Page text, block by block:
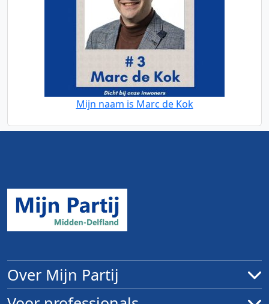
Mijn naam is Marc de Kok
Over Mijn Partij